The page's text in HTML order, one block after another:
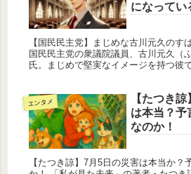
になってい
【国民民主党】まじめな古川元久のす
国民民主党の衆議院議員、古川元久（
氏。まじめで堅実なイメージを持つ彼
エンタメ
【たつき
は本当？予
なのか！
【たつき諒】7月5日の災害は本当か？